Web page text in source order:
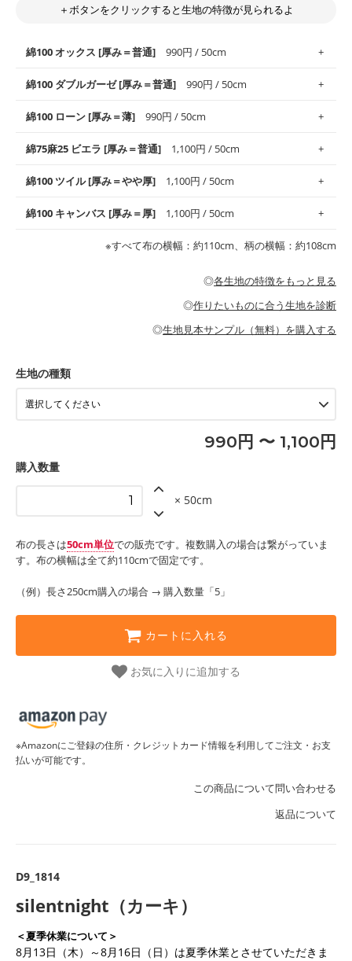
＋ボタンをクリックすると生地の特徴が見られるよ
綿100 オックス [厚み＝普通] 990円 / 50cm
使いやすさNo.1！しなやかさと適度な張りを併せ持ち、通気性の
高さがオックス生地の特徴です。当サイトのオックス生地は、
般にお使いいただけます。
※レッスンバッグ、上履き袋などの通園通学グッズにはツイル生
・布団カバーなどの寝具、カーテン
綿100 ダブルガーゼ [厚み＝普通] 990円 / 50cm
柔らかくふんわりとした肌触りが特徴です。ベビー用品やハンカ
チなど直接肌に触れるアイテムに最適です。高い吸湿性・通気性
す。
・スタイ、おくるみなどのベビーグッズ
・ブラウス、チュニック、ワンピースなどの洋服
・パジャマなどの寝具
綿100 ローン [厚み＝薄] 990円 / 50cm
上質で薄手の平織りの生地です。軽やかさとなめらかな手触りの
良さが魅力。透け感があるので、涼しげなトップスなどに最適で
・ブラウス、シャツ、チュニックなどのトップス
綿75麻25 ビエラ [厚み＝普通] 1,100円 / 50cm
コットン75％リネン25％の当店のビエラ生地は、オックス生地よ
りもふんわりとした柔らかい質感と適度な落ち感を感じられるの
綿100 ツイル [厚み＝やや厚] 1,100円 / 50cm
綾織りの生地です。しっかりとした張りと厚みがありながらも柔
らかいのが特徴です。生地の厚みは中厚手です。1枚でも透け感
・カーテン、エプロン、テーブルクロスなどの暮らしのアイテム
・パンツ、タックスカートなどのボトムス
もっと詳しく見る
綿100 キャンバス [厚み＝厚] 1,100円 / 50cm
耐久性があります。トートバッグ・ポーチ・ペンケースなどの布
小物、インテリア用品に向いています。
・工作用エプロン
もっと詳しく見る
※すべて布の横幅：約110cm、柄の横幅：約108cm
◎各生地の特徴をもっと見る
◎作りたいものに合う生地を診断
◎生地見本サンプル（無料）を購入する
生地の種類
990円 〜 1,100円
購入数量
× 50cm
布の長さは50cm単位での販売です。複数購入の場合は繋がっていま
す。布の横幅は全て約110cmで固定です。
（例）長さ250cm購入の場合 → 購入数量「5」
カートに入れる
お気に入りに追加する
※Amazonにご登録の住所・クレジットカード情報を利用してご注文・お支
払いが可能です。
この商品について問い合わせる
返品について
D9_1814
silentnight（カーキ）
＜夏季休業について＞
8月13日（木）～8月16日（日）は夏季休業とさせていただきま